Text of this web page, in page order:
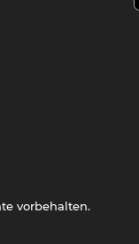
vorbehalten.